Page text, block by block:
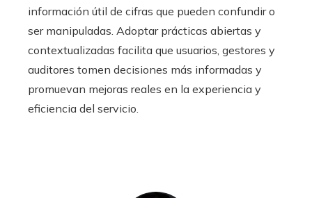
información útil de cifras que pueden confundir o
ser manipuladas. Adoptar prácticas abiertas y
contextualizadas facilita que usuarios, gestores y
auditores tomen decisiones más informadas y
promuevan mejoras reales en la experiencia y
eficiencia del servicio.